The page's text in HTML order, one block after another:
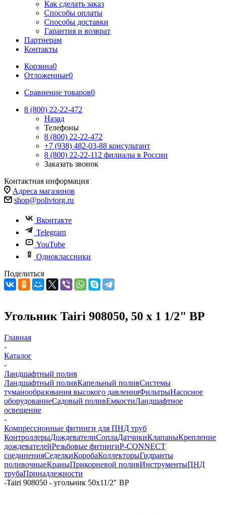
Как сделать заказ
Способы оплаты
Способы доставки
Гарантия и возврат
Партнерам
Контакты
Корзина0
Отложенные0
Сравнение товаров0
8 (800) 22-22-472
Назад
Телефоны
8 (800) 22-22-472
+7 (938) 482-03-88 консультант
8 (800) 22-22-112 филиалы в России
Заказать звонок
Контактная информация
Адреса магазинов
shop@polivtorg.ru
Вконтакте
Telegram
YouTube
Одноклассники
Поделиться
Угольник Tairi 908050, 50 х 1 1/2" ВР
Главная
-
Каталог
-
Ландшафтный полив
Ландшафтный поливКапельный поливСистемы
туманообразования высокого давленияФильтрыНасосное
оборудованиеСадовый поливЕмкостиЛандшафтное
освещение
-
Компрессионные фитинги для ПНД труб
КонтроллерыДождевателиСоплаДатчикиКлапаныКрепление
дождевателейРезьбовые фитингиP-CONNECT
соединенияСеделкиКоробаКоллекторыГидранты
поливочныеКраныПрикорневой поливИнструментыПНД
трубаПринадлежности
-Tairi 908050 - угольник 50х11/2" ВР